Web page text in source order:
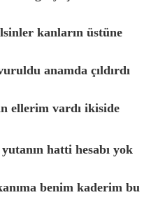
kanların üstüne
anamda çıldırdı
ellerim vardı ikiside
hatti hesabı yok
benim kaderim bu